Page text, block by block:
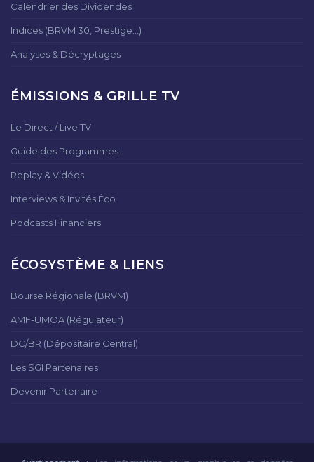
Calendrier des Dividendes
Indices (BRVM 30, Prestige...)
Analyses & Décryptages
ÉMISSIONS & GRILLE TV
Le Direct / Live TV
Guide des Programmes
Replay & Vidéos
Interviews & Invités Éco
Podcasts Financiers
ÉCOSYSTÈME & LIENS
Bourse Régionale (BRVM)
AMF-UMOA (Régulateur)
DC/BR (Dépositaire Central)
Les SGI Partenaires
Devenir Partenaire